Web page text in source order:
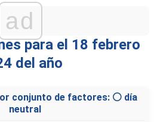
ad
para el 18 febrero
del año
conjunto de factores: ⚪ día
neutral